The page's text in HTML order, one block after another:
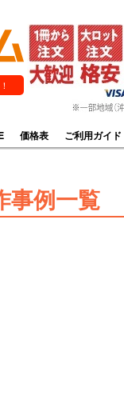
価格表 ご利用ガイド
事例一覧